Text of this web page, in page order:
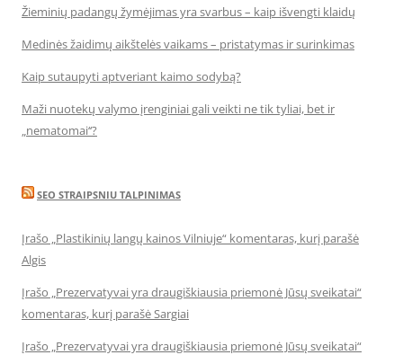
Žieminių padangų žymėjimas yra svarbus – kaip išvengti klaidų
Medinės žaidimų aikštelės vaikams – pristatymas ir surinkimas
Kaip sutaupyti aptveriant kaimo sodybą?
Maži nuotekų valymo įrenginiai gali veikti ne tik tyliai, bet ir
„nematomai‘‘?
SEO STRAIPSNIU TALPINIMAS
Įrašo „Plastikinių langų kainos Vilniuje“ komentaras, kurį parašė
Algis
Įrašo „Prezervatyvai yra draugiškiausia priemonė Jūsų sveikatai“
komentaras, kurį parašė Sargiai
Įrašo „Prezervatyvai yra draugiškiausia priemonė Jūsų sveikatai“